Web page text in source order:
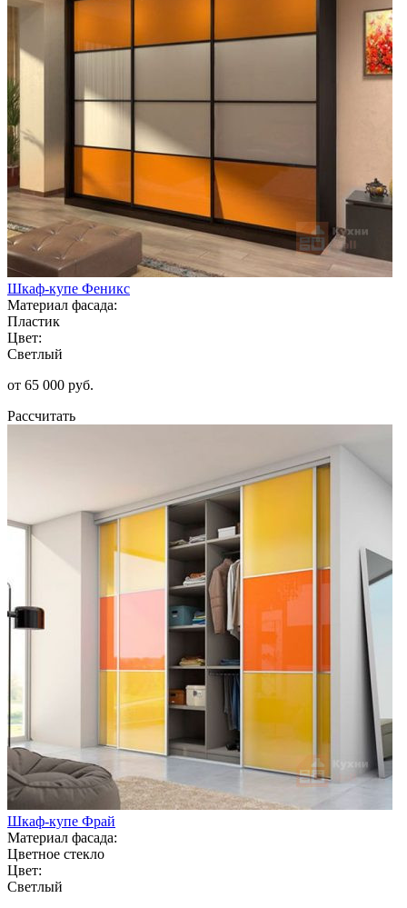
Шкаф-купе Феникс
Материал фасада:
Пластик
Цвет:
Светлый
от 65 000 руб.
Рассчитать
Шкаф-купе Фрай
Материал фасада:
Цветное стекло
Цвет:
Светлый